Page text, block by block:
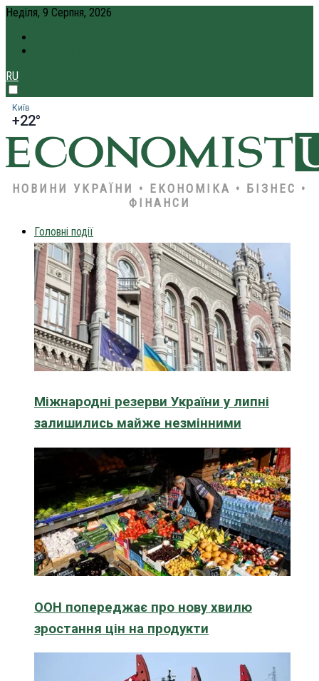
Неділя, 9 Серпня, 2026
RU
Київ
+22°
НОВИНИ УКРАЇНИ • ЕКОНОМІКА • БІЗНЕС •
ФІНАНСИ
Головні події
Міжнародні резерви України у липні
залишились майже незмінними
ООН попереджає про нову хвилю
зростання цін на продукти